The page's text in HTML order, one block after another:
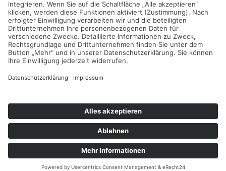
Grund- und Mittelschule Kirchseeon
Münchner Str. 19
85614 Kirchseeon
Tel 08091 53900-0
Fax 08091 53900-29
Mailsekretariat@gmskirchseeon.de
Impressum
Datenschutzerklärung